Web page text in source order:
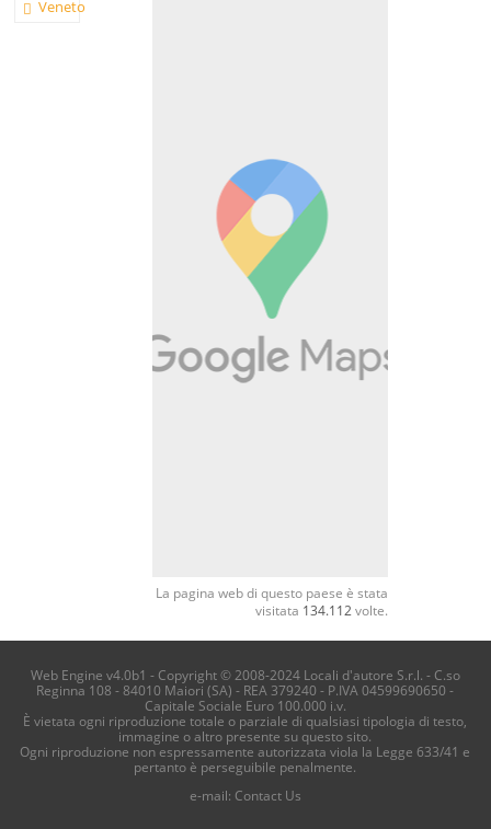
Veneto
La pagina web di questo paese è stata
visitata 134.112 volte.
Web Engine v4.0b1 - Copyright © 2008-2024 Locali d'autore S.r.l. - C.so
Reginna 108 - 84010 Maiori (SA) - REA 379240 - P.IVA 04599690650 -
Capitale Sociale Euro 100.000 i.v.
È vietata ogni riproduzione totale o parziale di qualsiasi tipologia di testo,
immagine o altro presente su questo sito.
Ogni riproduzione non espressamente autorizzata viola la Legge 633/41 e
pertanto è perseguibile penalmente.
e-mail: Contact Us